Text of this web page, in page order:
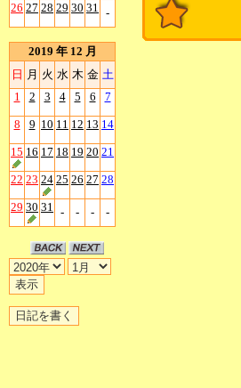
26 27 28 29 30 31 -
2019 年 12 月
日 月 火 水 木 金 土
1
2 3 4 5 6 7
8 9 10 11 12 13 14
15 16 17 18 19 20 21
22 23 24 25 26 27 28
29 30 31 - - - -